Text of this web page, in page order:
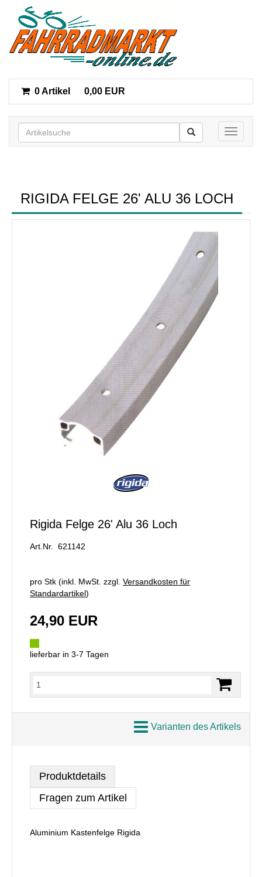
0 Artikel 0,00 EUR
Toggle
RIGIDA FELGE 26' ALU 36 LOCH
Rigida Felge 26' Alu 36 Loch
Art.Nr. 621142
pro Stk (inkl. MwSt. zzgl. Versandkosten für
Standardartikel)
24,90 EUR
lieferbar in 3-7 Tagen
Varianten des Artikels
Produktdetails
Fragen zum Artikel
Aluminium Kastenfelge Rigida